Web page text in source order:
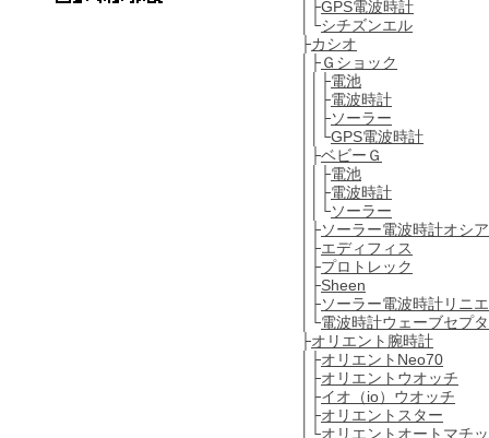
│├GPS電波時計
│└シチズンエル
├カシオ
│├Ｇショック
││├電池
││├電波時計
││├ソーラー
││└GPS電波時計
│├ベビーＧ
││├電池
││├電波時計
││└ソーラー
│├ソーラー電波時計オシ
│├エディフィス
│├プロトレック
│├Sheen
│├ソーラー電波時計リニ
│└電波時計ウェーブセプ
├オリエント腕時計
│├オリエントNeo70
│├オリエントウオッチ
│├イオ（io）ウオッチ
│├オリエントスター
│└オリエントオートマチ